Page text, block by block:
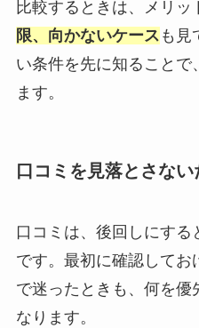
比較するときは、メリッ
限、向かないケース も見
い条件を先に知ることで
ます。
口コミを見落とさな
口コミは、後回しにす
です。最初に確認してお
で迷ったときも、何を優
なります。